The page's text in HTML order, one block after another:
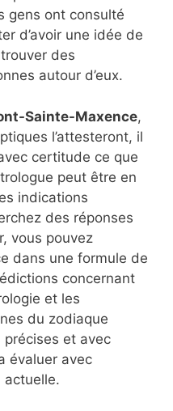
gens ont consulté
d’avoir une idée de
des
autour d’eux.
Sainte-Maxence,
l’attesteront, il
certitude ce que
peut être en
indications
des réponses
vous pouvez
dans une formule de
concernant
et les
du zodiaque
et avec
évaluer avec
actuelle.